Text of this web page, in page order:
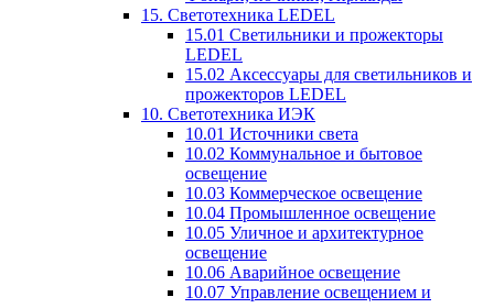
15. Светотехника LEDEL
15.01 Светильники и прожекторы
LEDEL
15.02 Аксессуары для светильников и
прожекторов LEDEL
10. Светотехника ИЭК
10.01 Источники света
10.02 Коммунальное и бытовое
освещение
10.03 Коммерческое освещение
10.04 Промышленное освещение
10.05 Уличное и архитектурное
освещение
10.06 Аварийное освещение
10.07 Управление освещением и